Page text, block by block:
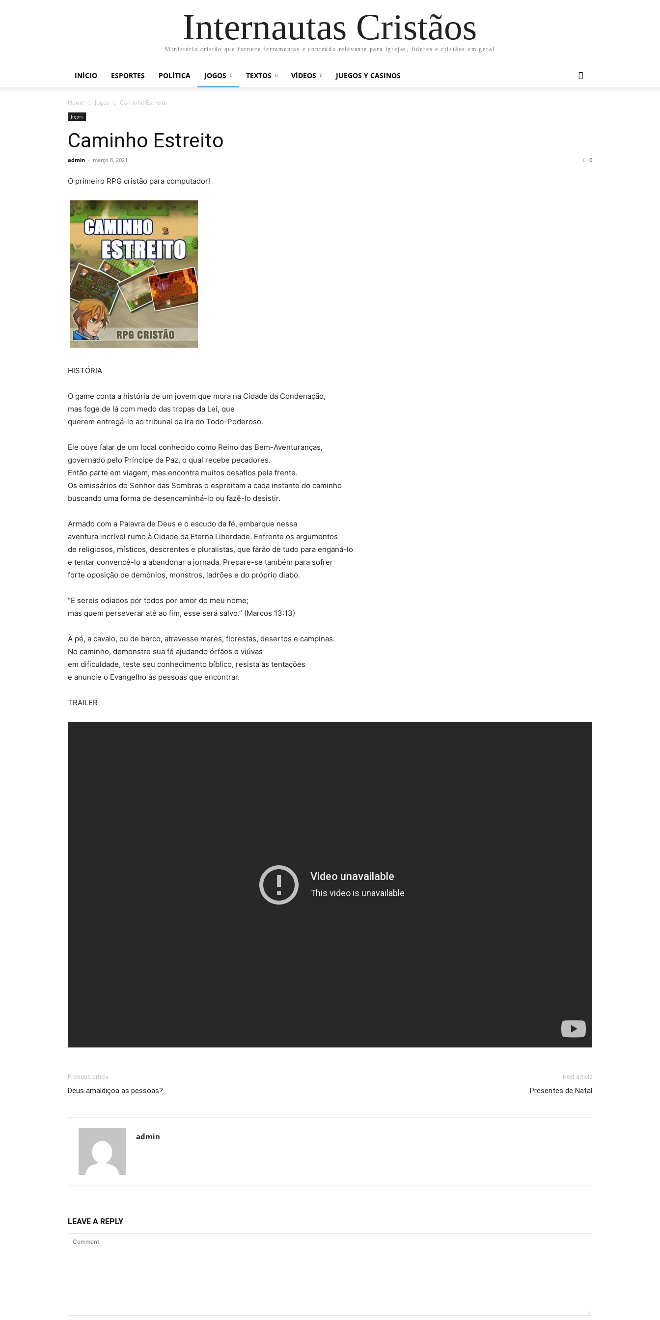
Internautas Cristãos
Ministério cristão que fornece ferramentas e conteúdo relevante para igrejas, líderes e cristãos em geral
INÍCIO ESPORTES POLÍTICA JOGOS TEXTOS VÍDEOS JUEGOS Y CASINOS
Home Jogos Caminho Estreito
Jogos
Caminho Estreito
admin - março 8, 2021 0
O primeiro RPG cristão para computador!
HISTÓRIA
O game conta a história de um jovem que mora na Cidade da Condenação,
mas foge de lá com medo das tropas da Lei, que
querem entregá-lo ao tribunal da Ira do Todo-Poderoso.
Ele ouve falar de um local conhecido como Reino das Bem-Aventuranças,
governado pelo Príncipe da Paz, o qual recebe pecadores.
Então parte em viagem, mas encontra muitos desafios pela frente.
Os emissários do Senhor das Sombras o espreitam a cada instante do caminho
buscando uma forma de desencaminhá-lo ou fazê-lo desistir.
Armado com a Palavra de Deus e o escudo da fé, embarque nessa
aventura incrível rumo à Cidade da Eterna Liberdade. Enfrente os argumentos
de religiosos, místicos, descrentes e pluralistas, que farão de tudo para enganá-lo
e tentar convencê-lo a abandonar a jornada. Prepare-se também para sofrer
forte oposição de demônios, monstros, ladrões e do próprio diabo.
“E sereis odiados por todos por amor do meu nome;
mas quem perseverar até ao fim, esse será salvo.” (Marcos 13:13)
À pé, a cavalo, ou de barco, atravesse mares, florestas, desertos e campinas.
No caminho, demonstre sua fé ajudando órfãos e viúvas
em dificuldade, teste seu conhecimento bíblico, resista às tentações
e anuncie o Evangelho às pessoas que encontrar.
TRAILER
Previous article
Deus amaldiçoa as pessoas?
Next article
Presentes de Natal
admin
LEAVE A REPLY